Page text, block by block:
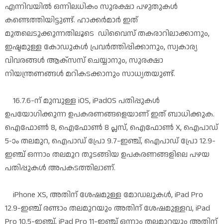
എന്നിവയിൽ ഒന്നിലധികം സുരക്ഷാ പഴുതുകൾ
കണ്ടെത്തിയിട്ടുണ്ട്. ഹാക്കർമാർ ഇത്
മുതലെടുക്കുന്നതിലൂടെ ഡിവൈസ് തകരാറിലാക്കാനും,
ഇഷ്ടമുള്ള കോഡുകൾ പ്രവർത്തിപ്പിക്കാനും, സ്വകാര്യ
വിവരങ്ങൾ ആക്‌സസ് ചെയ്യാനും, സുരക്ഷാ
നിയന്ത്രണങ്ങൾ മറികടക്കാനും സാധ്യതയുണ്ട്.
16.7.6-ന് മുമ്പുള്ള iOS, iPadOS പതിപ്പുകൾ
ഉപയോഗിക്കുന്ന ഉപകരണങ്ങളെയാണ് ഇത് ബാധിക്കുക.
ഐഫോൺ 8, ഐഫോൺ 8 പ്ലസ്, ഐഫോൺ X, ഐപാഡ്
5-ാം തലമുറ, ഐപാഡ് പ്രോ 9.7-ഇഞ്ച്, ഐപാഡ് പ്രോ 12.9-
ഇഞ്ച് ഒന്നാം തലമുറ തുടങ്ങിയ ഉപകരണങ്ങളിലെ പഴയ
പതിപ്പുകൾ അപകടത്തിലാണ്.
iPhone XS, അതിന് ശേഷമുള്ള മോഡലുകൾ, iPad Pro
12.9-ഇഞ്ച് രണ്ടാം തലമുറയും അതിന് ശേഷമുള്ളവ, iPad
Pro 10.5-ഇഞ്ച്, iPad Pro 11-ഇഞ്ച് ഒന്നാം തലമുറയും അതിന്